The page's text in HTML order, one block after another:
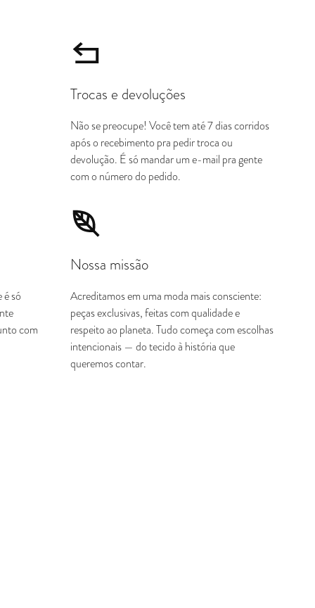
Trocas e devoluções
Não se preocupe! Você tem até 7 dias corridos
após o recebimento pra pedir troca ou
devolução. É só mandar um e-mail pra gente
com o número do pedido.
é só
com
Nossa missão
Acreditamos em uma moda mais consciente:
peças exclusivas, feitas com qualidade e
respeito ao planeta. Tudo começa com escolhas
intencionais — do tecido à história que
queremos contar.